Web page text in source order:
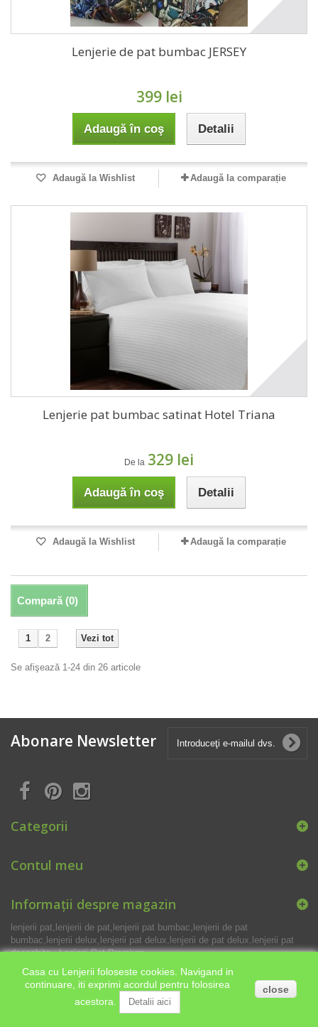
Lenjerie de pat bumbac JERSEY
399 lei
Adaugă în coş Detalii
Adaugă la Wishlist Adaugă la comparație
Lenjerie pat bumbac satinat Hotel Triana
De la 329 lei
Adaugă în coş Detalii
Adaugă la Wishlist Adaugă la comparație
Compară (0)
Vezi tot
1 2
Se afişează 1-24 din 26 articole
Abonare Newsletter
Categorii
Contul meu
Informații despre magazin
Casa cu Lenjerii foloseste cookies. Navigand in
continuare, iti exprimi acordul pentru folosirea
acestora.
Detalii aici
close
lenjerii pat,lenjerii de pat,lenjerii pat bumbac,lenjerii de pat
bumbac,lenjerii delux,lenjerii pat delux,lenjerii de pat delux,lenjerii pat
deosebite - Lenjerii Pat Premium